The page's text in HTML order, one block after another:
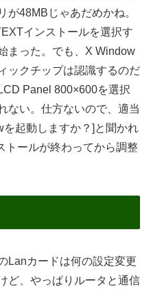
が48MBじゃあだめかね。
インストールを選択す
まった。でも、X Window
ックチップは認識するのだ
Panel 800×600を選択
ない。仕方ないので、適当
起動しますか？]と聞かれ
トールが終わってから調整
Lanカードは何の設定変更
ど、やっぱりルータと通信